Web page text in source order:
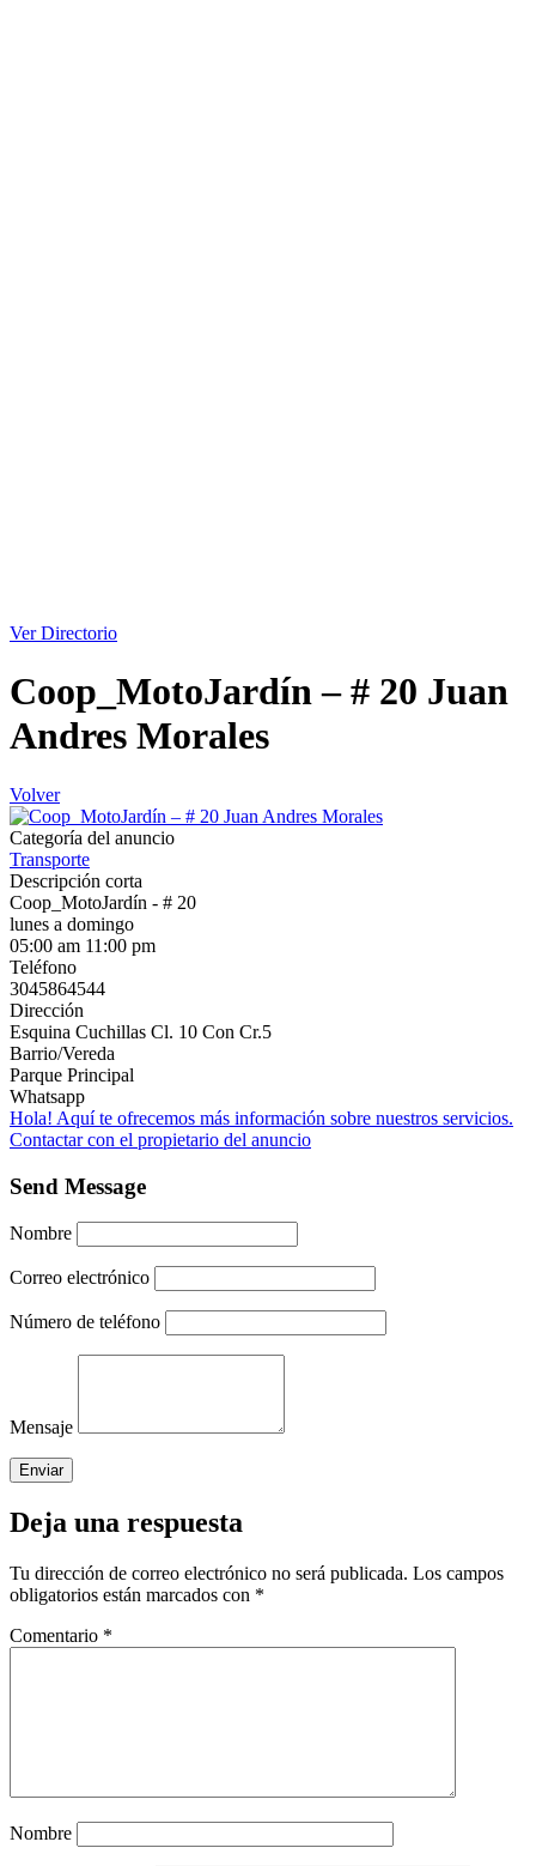
Ver Directorio
Coop_MotoJardín – # 20 Juan
Andres Morales
Volver
Categoría del anuncio
Transporte
Descripción corta
Coop_MotoJardín - # 20
lunes a domingo
05:00 am 11:00 pm
Teléfono
3045864544
Dirección
Esquina Cuchillas Cl. 10 Con Cr.5
Barrio/Vereda
Parque Principal
Whatsapp
Hola! Aquí te ofrecemos más información sobre nuestros servicios.
Contactar con el propietario del anuncio
Send Message
Nombre
Correo electrónico
Número de teléfono
Mensaje
Deja una respuesta
Tu dirección de correo electrónico no será publicada. Los campos
obligatorios están marcados con *
Comentario *
Nombre